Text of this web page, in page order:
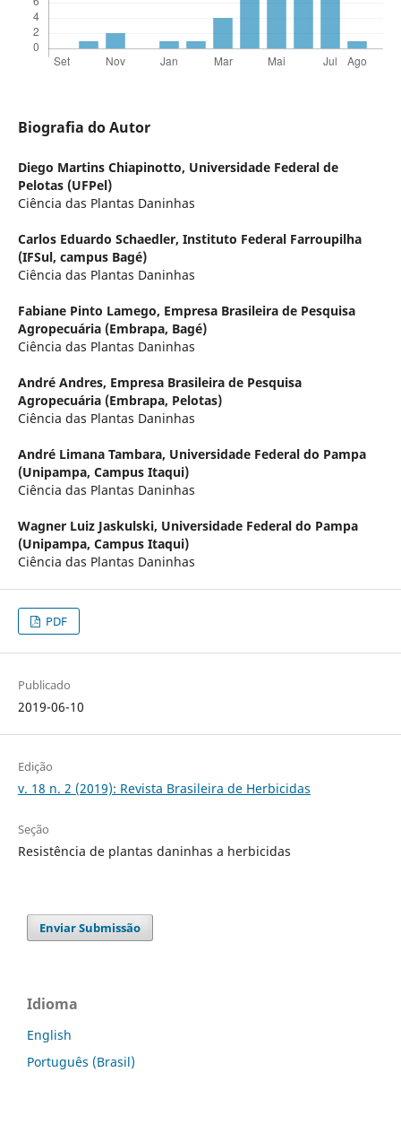
Biografia do Autor
Diego Martins Chiapinotto, Universidade Federal de
Pelotas (UFPel)
Ciência das Plantas Daninhas
Carlos Eduardo Schaedler, Instituto Federal Farroupilha
(IFSul, campus Bagé)
Ciência das Plantas Daninhas
Fabiane Pinto Lamego, Empresa Brasileira de Pesquisa
Agropecuária (Embrapa, Bagé)
Ciência das Plantas Daninhas
André Andres, Empresa Brasileira de Pesquisa
Agropecuária (Embrapa, Pelotas)
Ciência das Plantas Daninhas
André Limana Tambara, Universidade Federal do Pampa
(Unipampa, Campus Itaqui)
Ciência das Plantas Daninhas
Wagner Luiz Jaskulski, Universidade Federal do Pampa
(Unipampa, Campus Itaqui)
Ciência das Plantas Daninhas
PDF
Publicado
2019-06-10
Edição
v. 18 n. 2 (2019): Revista Brasileira de Herbicidas
Seção
Resistência de plantas daninhas a herbicidas
Enviar Submissão
Idioma
English
Português (Brasil)